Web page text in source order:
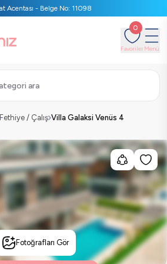
Acentası - Belge No: 11098
0
FavorilerMenü
ara
Fethiye / Çalış Villa Galaksi Venüs 4
Fotoğrafları Gör